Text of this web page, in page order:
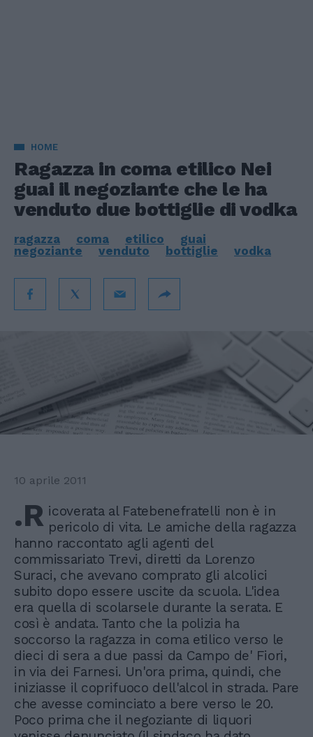
HOME
Ragazza in coma etilico Nei
guai il negoziante che le ha
venduto due bottiglie di vodka
ragazza coma etilico
guai
negoziante
venduto bottiglie vodka
10 aprile 2011
.R icoverata al Fatebenefratelli non è in
pericolo di vita. Le amiche della ragazza
hanno raccontato agli agenti del
commissariato Trevi, diretti da Lorenzo
Suraci, che avevano comprato gli alcolici
subito dopo essere uscite da scuola. L'idea
era quella di scolarsele durante la serata. E
così è andata. Tanto che la polizia ha
soccorso la ragazza in coma etilico verso le
dieci di sera a due passi da Campo de' Fiori,
in via dei Farnesi. Un'ora prima, quindi, che
iniziasse il coprifuoco dell'alcol in strada. Pare
che avesse cominciato a bere verso le 20.
Poco prima che il negoziante di liquori